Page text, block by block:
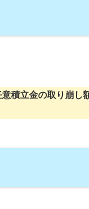
積立金の取り崩し